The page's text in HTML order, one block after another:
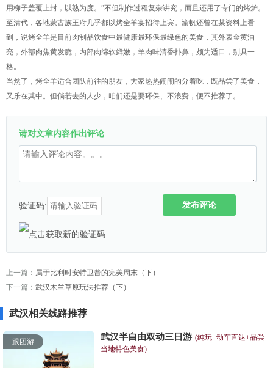
用柳子盖覆上封，以熟为度。”不但制作过程复杂讲究，而且还用了专门的烤炉。
至清代，各地蒙古族王府几乎都以烤全羊宴招待上宾。渝帆还曾在某资料上看
到，说烤全羊是目前肉制品饮食中最健康最环保最绿色的美食，其外表金黄油
亮，外部肉焦黄发脆，内部肉绵软鲜嫩，羊肉味清香扑鼻，颇为适口，别具一
格。
当然了，烤全羊适合团队前往的朋友，大家热热闹闹的分着吃，既品尝了美食，
又乐在其中。但倘若去的人少，咱们还是要环保、不浪费，便不推荐了。
请对文章内容作出评论
验证码: 发布评论
上一篇： 属于比利时安特卫普的完美周末（下）
下一篇： 武汉木兰草原玩法推荐（下）
武汉相关线路推荐
跟团游 武汉半自由双动三日游 (纯玩+动车直达+品尝
当地特色美食)